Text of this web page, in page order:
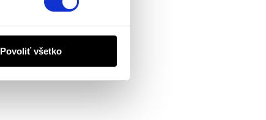
Povoliť všetko